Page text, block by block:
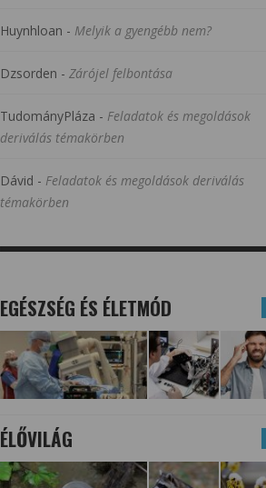
Huynhloan - Melyik a gyengébb nem?
Dzsorden - Zárójel felbontása
TudományPláza - Feladatok és megoldások
deriválás témakörben
Dávid - Feladatok és megoldások deriválás
témakörben
EGÉSZSÉG ÉS ÉLETMÓD
ÉLŐVILÁG